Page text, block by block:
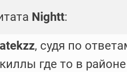
Nightt:
, судя по
где то в